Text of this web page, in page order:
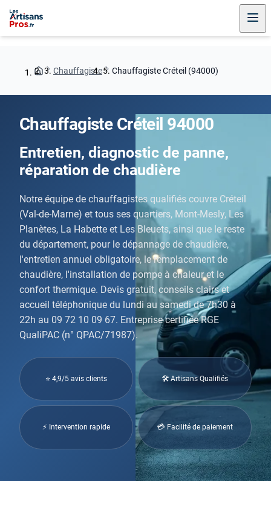
Chauffagiste Chauffagiste Créteil (94000)
Chauffagiste Créteil 94000
Entretien, diagnostic de panne,
réparation de chaudière
Notre équipe de chauffagistes qualifiés couvre Créteil
(Val-de-Marne) et tous ses quartiers, Mont-Mesly, Les
Planètes, La Habette et Les Bleuets, ainsi que le reste
du département, pour le dépannage de chaudière,
l'entretien annuel obligatoire, le remplacement de
chaudière, l'installation de pompe à chaleur et le
confort thermique. Devis gratuit, conseils clairs et
accueil téléphonique du lundi au samedi de 7h30 à
22h au 09 72 10 09 67. Entreprise certifiée RGE
QualiPAC (n° QPAC/71987).
⭐ 4,9/5 avis clients 🛠 Artisans Qualifiés
⚡ Intervention rapide 💳 Facilité de paiement